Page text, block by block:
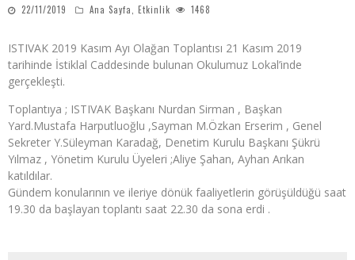
22/11/2019 Ana Sayfa Etkinlik 1468
ISTIVAK 2019 Kasım Ayı Olağan Toplantısı 21 Kasım 2019
tarihinde İstiklal Caddesinde bulunan Okulumuz Lokal’inde
gerçekleşti.
Toplantıya ; ISTIVAK Başkanı Nurdan Sirman , Başkan
Yard.Mustafa Harputluoğlu ,Sayman M.Özkan Erserim , Genel
Sekreter Y.Süleyman Karadağ, Denetim Kurulu Başkanı Şükrü
Yılmaz , Yönetim Kurulu Üyeleri ;Aliye Şahan, Ayhan Arıkan
katıldılar.
Gündem konularının ve ileriye dönük faaliyetlerin görüşüldüğü saat
19.30 da başlayan toplantı saat 22.30 da sona erdi .